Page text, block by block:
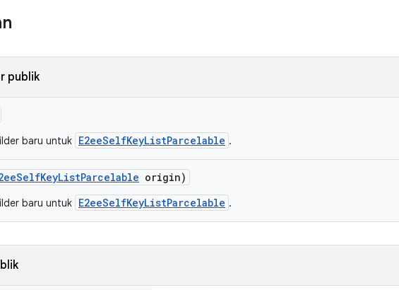
publik
baru untuk E2eeSelfKeyListParcelable .
origin)
baru untuk E2eeSelfKeyListParcelable .